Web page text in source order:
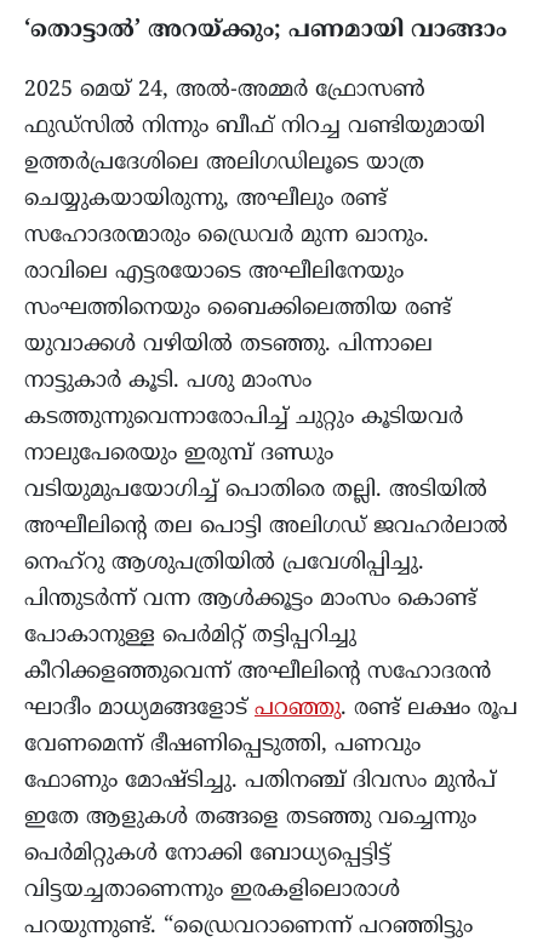
‘തൊട്ടാൽ’ അറയ്ക്കും; പണമായി വാങ്ങാം
2025 മെയ് 24, അൽ-അമ്മർ ഫ്രോസൺ
ഫുഡ്സിൽ നിന്നും ബീഫ് നിറച്ച വണ്ടിയുമായി
ഉത്തർപ്രദേശിലെ അലിഗഡിലൂടെ യാത്ര
ചെയ്യുകയായിരുന്നു, അഘീലും രണ്ട്
സഹോദരന്മാരും ഡ്രൈവർ മുന്ന ഖാനും.
രാവിലെ എട്ടരയോടെ അഘീലിനേയും
സംഘത്തിനെയും ബൈക്കിലെത്തിയ രണ്ട്
യുവാക്കൾ വഴിയിൽ തടഞ്ഞു. പിന്നാലെ
നാട്ടുകാർ കൂടി. പശു മാംസം
കടത്തുന്നുവെന്നാരോപിച്ച് ചുറ്റും കൂടിയവർ
നാലുപേരെയും ഇരുമ്പ് ദണ്ഡും
വടിയുമുപയോഗിച്ച് പൊതിരെ തല്ലി. അടിയിൽ
അഘീലിന്റെ തല പൊട്ടി അലിഗഡ് ജവഹർലാൽ
നെഹ്റു ആശുപത്രിയിൽ പ്രവേശിപ്പിച്ചു.
പിന്തുടർന്ന് വന്ന ആൾക്കൂട്ടം മാംസം കൊണ്ട്
പോകാനുള്ള പെർമിറ്റ് തട്ടിപ്പറിച്ചു
കീറിക്കളഞ്ഞുവെന്ന് അഘീലിന്റെ സഹോദരൻ
ഘാദീം മാധ്യമങ്ങളോട് പറഞ്ഞു. രണ്ട് ലക്ഷം രൂപ
വേണമെന്ന് ഭീഷണിപ്പെടുത്തി, പണവും
ഫോണും മോഷ്ടിച്ചു. പതിനഞ്ച് ദിവസം മുൻപ്
ഇതേ ആളുകൾ തങ്ങളെ തടഞ്ഞു വച്ചെന്നും
പെർമിറ്റുകൾ നോക്കി ബോധ്യപ്പെട്ടിട്ട്
വിട്ടയച്ചതാണെന്നും ഇരകളിലൊരാൾ
പറയുന്നുണ്ട്. “ഡ്രൈവറാണെന്ന് പറഞ്ഞിട്ടും